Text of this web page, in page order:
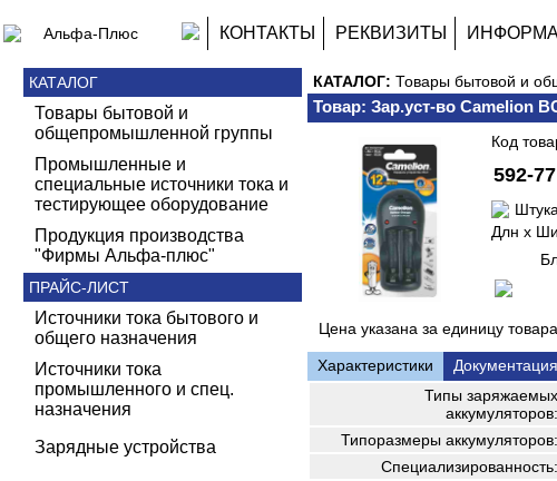
КОНТАКТЫ РЕКВИЗИТЫ
КАТАЛОГ
Товары бытовой и
общепромышленной группы
Промышленные и
специальные источники тока и
тестирующее оборудование
Продукция производства
"Фирмы Альфа-плюс"
ПРАЙС-ЛИСТ
Источники тока бытового и
общего назначения
Источники тока
промышленного и спец.
назначения
Зарядные устройства
КАТАЛОГ: Товары бытовой и
Товар: Зар.уст-во Camelion
Код
592-
Длн x
Цена указана за единицу
Характеристики
Документация
Типы заряжаемых
аккумуляторов:
Типоразмеры аккумуляторов:
Специализированность: